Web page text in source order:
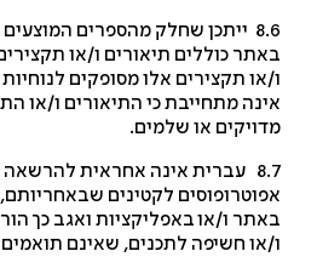
8.6 ייתכן שחלק מהספרים המוצעים
כוללים תיאורים ו/או תקצירים
תקצירים אלו מסופקים לנוחיות
מתחייבת כי התיאורים ו/או
או שלמים.
8.7 עברית אינה אחראית להרשאה של
לקטינים שבאחריותם, בכל
ו/או באפליקציות ואגב כך הורדה
חשיפה לתכנים, שאינם תואמים